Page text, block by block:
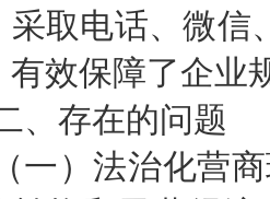
采取电话、微信
有效保障了企业
、存在的问题
（一）法治化营